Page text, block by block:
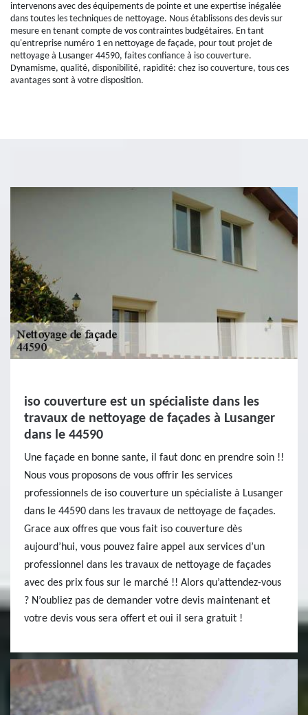
intervenons avec des équipements de pointe et une expertise inégalée
dans toutes les techniques de nettoyage. Nous établissons des devis sur
mesure en tenant compte de vos contraintes budgétaires. En tant
qu'entreprise numéro 1 en nettoyage de façade, pour tout projet de
nettoyage à Lusanger 44590, faites confiance à iso couverture.
Dynamisme, qualité, disponibilité, rapidité: chez iso couverture, tous ces
avantages sont à votre disposition.
iso couverture est un spécialiste dans les
travaux de nettoyage de façades à Lusanger
dans le 44590
Une façade en bonne sante, il faut donc en prendre soin !!
Nous vous proposons de vous offrir les services
professionnels de iso couverture un spécialiste à Lusanger
dans le 44590 dans les travaux de nettoyage de façades.
Grace aux offres que vous fait iso couverture dès
aujourd’hui, vous pouvez faire appel aux services d’un
professionnel dans les travaux de nettoyage de façades
avec des prix fous sur le marché !! Alors qu’attendez-vous
? N’oubliez pas de demander votre devis maintenant et
votre devis vous sera offert et oui il sera gratuit !